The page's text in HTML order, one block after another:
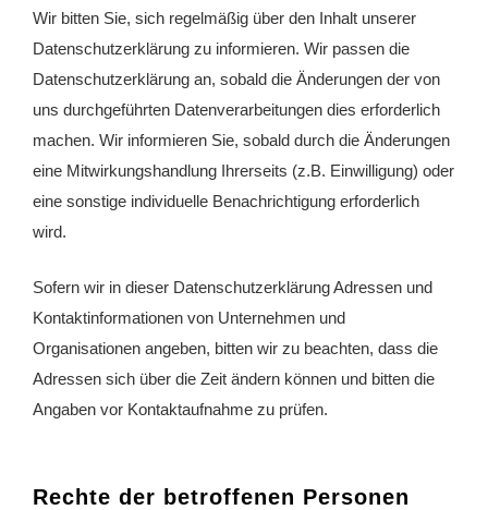
Wir bitten Sie, sich regelmäßig über den Inhalt unserer
Datenschutzerklärung zu informieren. Wir passen die
Datenschutzerklärung an, sobald die Änderungen der von
uns durchgeführten Datenverarbeitungen dies erforderlich
machen. Wir informieren Sie, sobald durch die Änderungen
eine Mitwirkungshandlung Ihrerseits (z.B. Einwilligung) oder
eine sonstige individuelle Benachrichtigung erforderlich
wird.
Sofern wir in dieser Datenschutzerklärung Adressen und
Kontaktinformationen von Unternehmen und
Organisationen angeben, bitten wir zu beachten, dass die
Adressen sich über die Zeit ändern können und bitten die
Angaben vor Kontaktaufnahme zu prüfen.
Rechte der betroffenen Personen